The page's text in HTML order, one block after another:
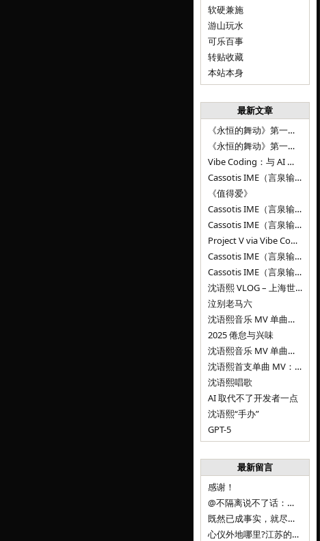
软硬兼施
游山玩水
可乐百事
转贴收藏
本站本身
最新文章
《永恒的舞动》第一百二十八章
《永恒的舞动》第一百二十七章
Vibe Coding：与 AI 并肩进步——言泉输入法 v0.4.1
Cassotis IME（言泉输入法）v0.3.1
《值得爱》
Cassotis IME（言泉输入法）v0.2.0
Cassotis IME（言泉输入法）v0.1.0
Project V via Vibe Coding
Cassotis IME（言泉输入法）阶段二
Cassotis IME（言泉输入法）
沈语熙 VLOG – 上海世博文化公园双子山
泣别老马六
沈语熙音乐 MV 单曲第三弹：代码与白T恤
2025 倦怠与兴味
沈语熙音乐 MV 单曲第二弹：优雅时间
沈语熙首支单曲 MV：告别的倒影
沈语熙唱歌
AI 取代不了开发者一点
沈语熙“手办”
GPT-5
最新留言
感谢！
@不隔离说不了话：浙江的
既然已成事实，就尽量接受了。 事情未能如愿已是不幸，没必要为此反复纠结来进行不必要的自我惩罚。 之前问过家里的小朋友是否想学编
心仪外地哪里?江苏的？顺其自然，全面发展才是。